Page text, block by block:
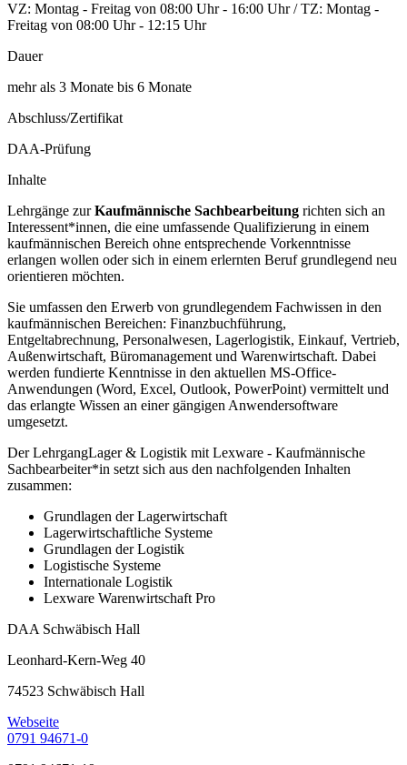
VZ: Montag - Freitag von 08:00 Uhr - 16:00 Uhr / TZ: Montag -
Freitag von 08:00 Uhr - 12:15 Uhr
Dauer
mehr als 3 Monate bis 6 Monate
Abschluss/Zertifikat
DAA-Prüfung
Inhalte
Lehrgänge zurKaufmännische Sachbearbeitung richten sich an
Interessent*innen, die eine umfassende Qualifizierung in einem
kaufmännischen Bereich ohne entsprechende Vorkenntnisse
erlangen wollen oder sich in einem erlernten Beruf grundlegend neu
orientieren möchten.
Sie umfassen den Erwerb von grundlegendem Fachwissen in den
kaufmännischen Bereichen: Finanzbuchführung,
Entgeltabrechnung, Personalwesen, Lagerlogistik, Einkauf, Vertrieb,
Außenwirtschaft, Büromanagement und Warenwirtschaft. Dabei
werden fundierte Kenntnisse in den aktuellen MS-Office-
Anwendungen (Word, Excel, Outlook, PowerPoint) vermittelt und
das erlangte Wissen an einer gängigen Anwendersoftware
umgesetzt.
Der LehrgangLager & Logistik mit Lexware - Kaufmännische
Sachbearbeiter*in setzt sich aus den nachfolgenden Inhalten
zusammen:
Grundlagen der Lagerwirtschaft
Lagerwirtschaftliche Systeme
Grundlagen der Logistik
Logistische Systeme
Internationale Logistik
Lexware Warenwirtschaft Pro
DAA Schwäbisch Hall
Leonhard-Kern-Weg 40
74523 Schwäbisch Hall
Webseite
0791 94671-0